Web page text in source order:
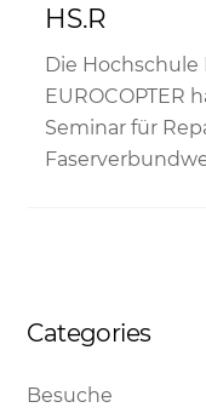
HS.R
Die
EUROCOPTER
Seminar für
Categories
Besuche